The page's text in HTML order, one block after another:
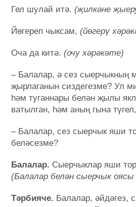
Гел шулай итә. (җилкәне
Йөгереп чыксам, (йөгерү
Оча да китә. (очу хәрәкәте)
– Балалар, ә сез сыерчыкның
җырлаганын сиздегезме? Ул
һәм туганнары белән җылы
ватылган, һәм аның гына
– Балалар, сез сыерчык яши
беләсезме?
Балалар. Сыерчыклар яши
(Балалар белән сыерчык оясы
Тәрбияче. Балалар, әйдәгез,